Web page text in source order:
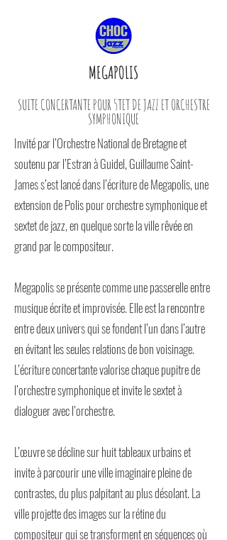
MEGAPOLIS
SUITE CONCERTANTE POUR 5TET DE JAZZ ET ORCHESTRE
SYMPHONIQUE
Invité par l’Orchestre National de Bretagne et
soutenu par l’Estran à Guidel,Guillaume Saint-
James s’est lancé dans l’écriture de Megapolis, une
extension de Polis pour orchestre symphonique et
sextet de jazz, en quelque sorte la ville rêvée en
grand par le compositeur.
Megapolis se présente comme une passerelle entre
musique écrite et improvisée. Elle est la rencontre
entre deux univers qui se fondent l’un dans l’autre
en évitant les seules relations de bon voisinage.
L’écriture concertante valorise chaque pupitre de
l’orchestre symphonique et invite le sextet à
dialoguer avec l’orchestre.
L’œuvre se décline sur huit tableaux urbains et
invite à parcourir une ville imaginaire pleine de
contrastes, du plus palpitant au plus désolant. La
ville projette des images sur la rétine du
compositeur qui se transforment en séquences où